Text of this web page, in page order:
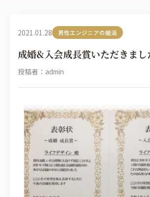
2021.01.28 男性エンジニアの婚活
成婚&入会成長賞いただきまし
投稿者：admin